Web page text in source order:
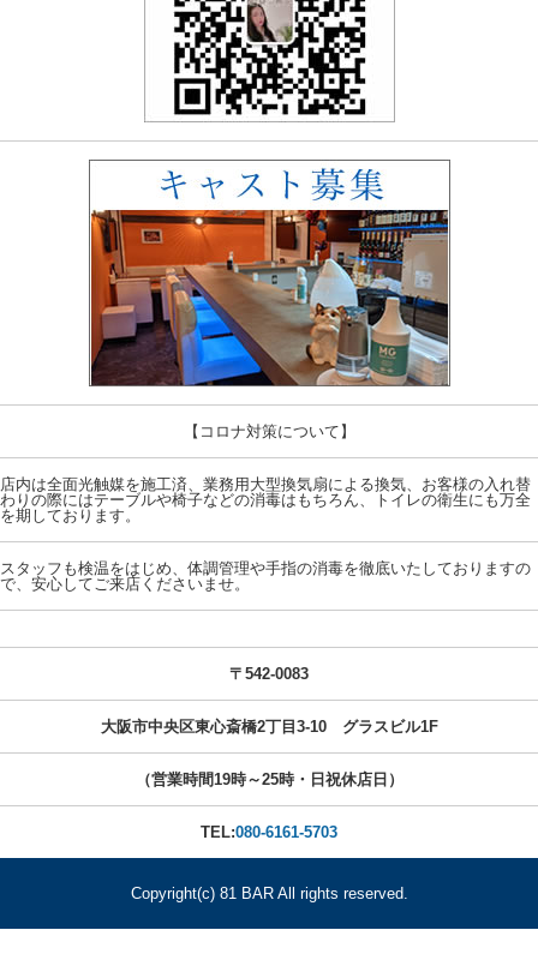
【コロナ対策について】
店内は全面光触媒を施工済、業務用大型換気扇による換気、お客様の入れ替
わりの際にはテーブルや椅子などの消毒はもちろん、トイレの衛生にも万全
を期しております。
スタッフも検温をはじめ、体調管理や手指の消毒を徹底いたしておりますの
で、安心してご来店くださいませ。
〒542-0083
大阪市中央区東心斎橋2丁目3-10 グラスビル1F
（営業時間19時～25時・日祝休店日）
TEL:080-6161-5703
Copyright(c) 81 BAR All rights reserved.